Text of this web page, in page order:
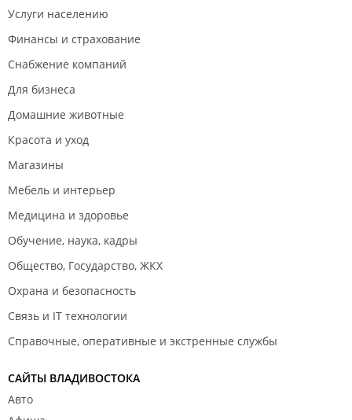
Услуги населению
Финансы и страхование
Снабжение компаний
Для бизнеса
Домашние животные
Красота и уход
Магазины
Мебель и интерьер
Медицина и здоровье
Обучение, наука, кадры
Общество, Государство, ЖКХ
Охрана и безопасность
Связь и IT технологии
Справочные, оперативные и экстренные службы
САЙТЫ ВЛАДИВОСТОКА
Авто